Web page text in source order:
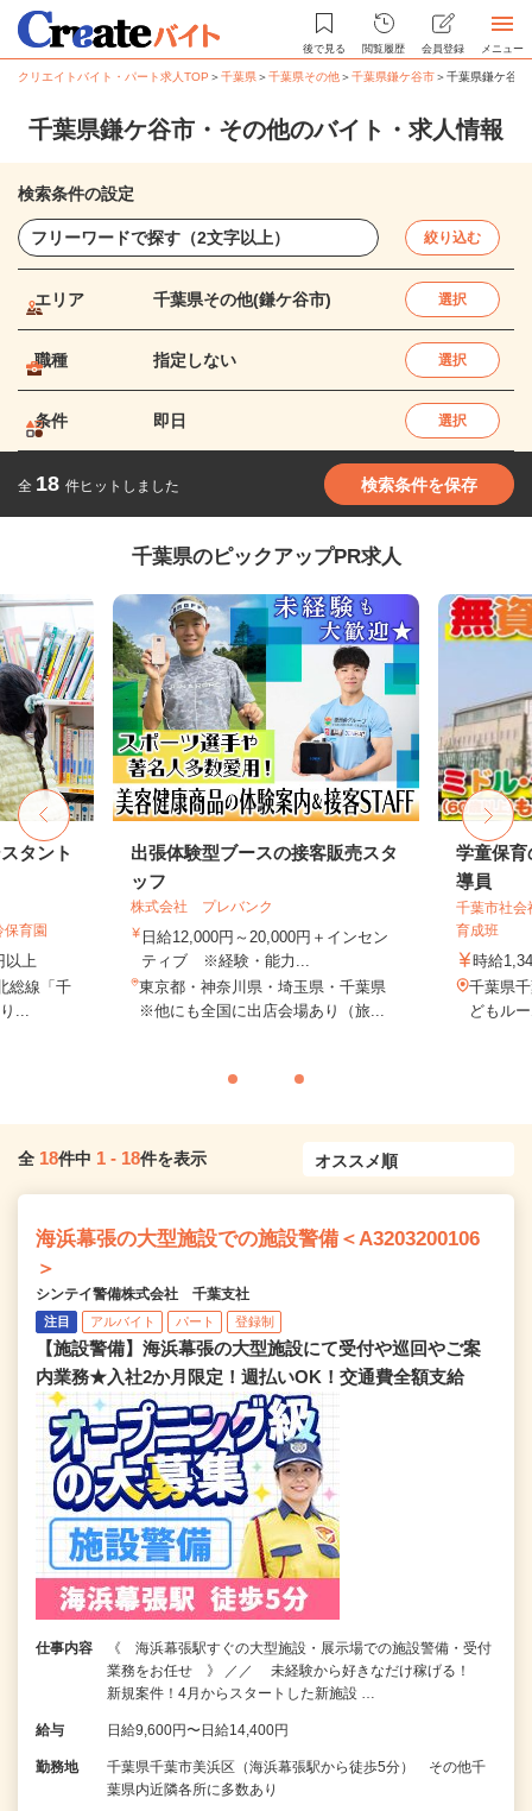
後で見る 閲覧履歴 会員登録 メニュー
クリエイトバイト・パート求人TOP ＞千葉県＞千葉県その他＞千葉県鎌ケ谷市＞千葉県鎌ケ谷
千葉県鎌ケ谷市・その他のバイト・求人情報
検索条件の設定
絞り込む
エリア 千葉県その他(鎌ケ谷市) 選択
職種 指定しない 選択
条件 即日 選択
全 18 件ヒットしました 検索条件を保存
千葉県のピックアップPR求人
タント
育園
以上
総線「千
...
出張体験型ブースの接客販売スタ
ッフ
株式会社 プレバンク
日給12,000円～20,000円＋インセン
ティブ ※経験・能力...
東京都・神奈川県・埼玉県・千葉県
※他にも全国に出店会場あり（旅...
学童保
導員
千葉市社
育成班
時給
千葉県
どもル
全 18件中 1 - 18件を表示
海浜幕張の大型施設での施設警備＜A3203200106
＞
シンテイ警備株式会社 千葉支社
注目 アルバイト パート 登録制
【施設警備】海浜幕張の大型施設にて受付や巡回やご案
内業務★入社2か月限定！週払いOK！交通費全額支給
仕事内容
《 海浜幕張駅すぐの大型施設・展示場での施設警備・受付
業務をお任せ 》 ／／ 未経験から好きなだけ稼げる！
新規案件！4月からスタートした新施設 …
給与 日給9,600円〜日給14,400円
勤務地
千葉県千葉市美浜区（海浜幕張駅から徒歩5分） その他千
葉県内近隣各所に多数あり